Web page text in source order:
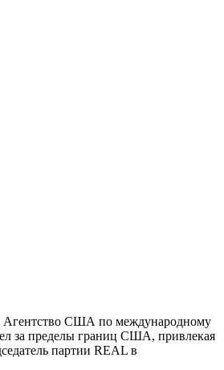
Агентство США по международному
за пределы границ США, привлекая
партии REAL в